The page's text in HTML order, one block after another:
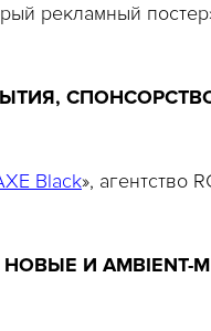
рекламный
Black», агентство
И AMBIENT-